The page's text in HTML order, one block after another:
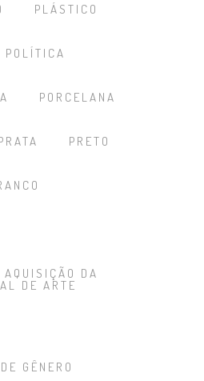
PLÁSTICO
POLÍTICA
PORCELANA
PRETO
AQUISIÇÃO DA
DE ARTE
GÊNERO